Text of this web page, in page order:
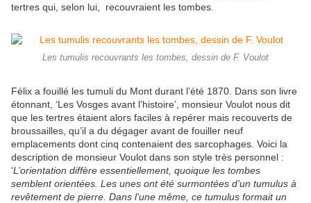
tertres qui, selon lui, recouvraient les tombes.
Les tumulis recouvrants les tombes, dessin de F. Voulot
Félix a fouillé les tumuli du Mont durant l’été 1870. Dans son livre
étonnant, ‘Les Vosges avant l’histoire’, monsieur Voulot nous dit
que les tertres étaient alors faciles à repérer mais recouverts de
broussailles, qu’il a du dégager avant de fouiller neuf
emplacements dont cinq contenaient des sarcophages. Voici la
description de monsieur Voulot dans son style très personnel :
‘L’orientation diffère essentiellement, quoique les tombes
semblent orientées. Les unes ont été surmontées d’un tumulus à
revêtement de pierre. Dans l’une même, ce tumulus formait un